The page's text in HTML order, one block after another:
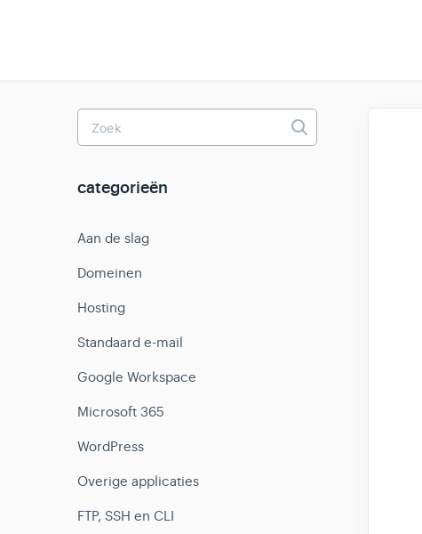
Toggle
Search
categorieën
Aan de slag
Domeinen
Hosting
Standaard e-mail
Google Workspace
Microsoft 365
WordPress
Overige applicaties
FTP, SSH en CLI